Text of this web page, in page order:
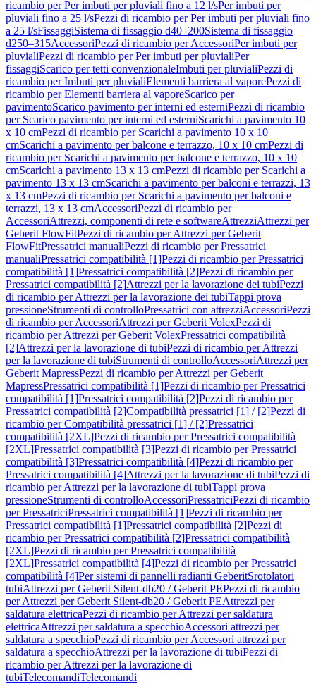
ricambio per Per imbuti per pluviali fino a 12 l/sPer imbuti per
pluviali fino a 25 l/sPezzi di ricambio per Per imbuti per pluviali fino
a 25 l/sFissaggiSistema di fissaggio d40–200Sistema di fissaggio
d250–315AccessoriPezzi di ricambio per AccessoriPer imbuti per
pluvialiPezzi di ricambio per Per imbuti per pluvialiPer
fissaggiScarico per tetti convenzionaleImbuti per pluvialiPezzi di
ricambio per Imbuti per pluvialiElementi barriera al vaporePezzi di
ricambio per Elementi barriera al vaporeScarico per
pavimentoScarico pavimento per interni ed esterniPezzi di ricambio
per Scarico pavimento per interni ed esterniScarichi a pavimento 10
x 10 cmPezzi di ricambio per Scarichi a pavimento 10 x 10
cmScarichi a pavimento per balcone e terrazzo, 10 x 10 cmPezzi di
ricambio per Scarichi a pavimento per balcone e terrazzo, 10 x 10
cmScarichi a pavimento 13 x 13 cmPezzi di ricambio per Scarichi a
pavimento 13 x 13 cmScarichi a pavimento per balconi e terrazzi, 13
x 13 cmPezzi di ricambio per Scarichi a pavimento per balconi e
terrazzi, 13 x 13 cmAccessoriPezzi di ricambio per
AccessoriAttrezzi, componenti di rete e softwareAttrezziAttrezzi per
Geberit FlowFitPezzi di ricambio per Attrezzi per Geberit
FlowFitPressatrici manualiPezzi di ricambio per Pressatrici
manualiPressatrici compatibilità [1]Pezzi di ricambio per Pressatrici
compatibilità [1]Pressatrici compatibilità [2]Pezzi di ricambio per
Pressatrici compatibilità [2]Attrezzi per la lavorazione dei tubiPezzi
di ricambio per Attrezzi per la lavorazione dei tubiTappi prova
pressioneStrumenti di controlloPressatrici con attrezziAccessoriPezzi
di ricambio per AccessoriAttrezzi per Geberit VolexPezzi di
ricambio per Attrezzi per Geberit VolexPressatrici compatibilità
[2]Attrezzi per la lavorazione di tubiPezzi di ricambio per Attrezzi
per la lavorazione di tubiStrumenti di controlloAccessoriAttrezzi per
Geberit MapressPezzi di ricambio per Attrezzi per Geberit
MapressPressatrici compatibilità [1]Pezzi di ricambio per Pressatrici
compatibilità [1]Pressatrici compatibilità [2]Pezzi di ricambio per
Pressatrici compatibilità [2]Compatibilità pressatrici [1] / [2]Pezzi di
ricambio per Compatibilità pressatrici [1] / [2]Pressatrici
compatibilità [2XL]Pezzi di ricambio per Pressatrici compatibilità
[2XL]Pressatrici compatibilità [3]Pezzi di ricambio per Pressatrici
compatibilità [3]Pressatrici compatibilità [4]Pezzi di ricambio per
Pressatrici compatibilità [4]Attrezzi per la lavorazione di tubiPezzi di
ricambio per Attrezzi per la lavorazione di tubiTappi prova
pressioneStrumenti di controlloAccessoriPressatriciPezzi di ricambio
per PressatriciPressatrici compatibilità [1]Pezzi di ricambio per
Pressatrici compatibilità [1]Pressatrici compatibilità [2]Pezzi di
ricambio per Pressatrici compatibilità [2]Pressatrici compatibilità
[2XL]Pezzi di ricambio per Pressatrici compatibilità
[2XL]Pressatrici compatibilità [4]Pezzi di ricambio per Pressatrici
compatibilità [4]Per sistemi di pannelli radianti GeberitSrotolatori
tubiAttrezzi per Geberit Silent-db20 / Geberit PEPezzi di ricambio
per Attrezzi per Geberit Silent-db20 / Geberit PEAttrezzi per
saldatura elettricaPezzi di ricambio per Attrezzi per saldatura
elettricaAttrezzi per saldatura a specchioAccessori attrezzi per
saldatura a specchioPezzi di ricambio per Accessori attrezzi per
saldatura a specchioAttrezzi per la lavorazione di tubiPezzi di
ricambio per Attrezzi per la lavorazione di
tubiTelecomandiTelecomandi